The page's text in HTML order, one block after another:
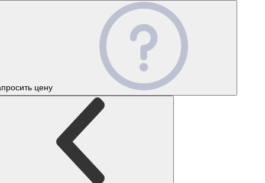
цену